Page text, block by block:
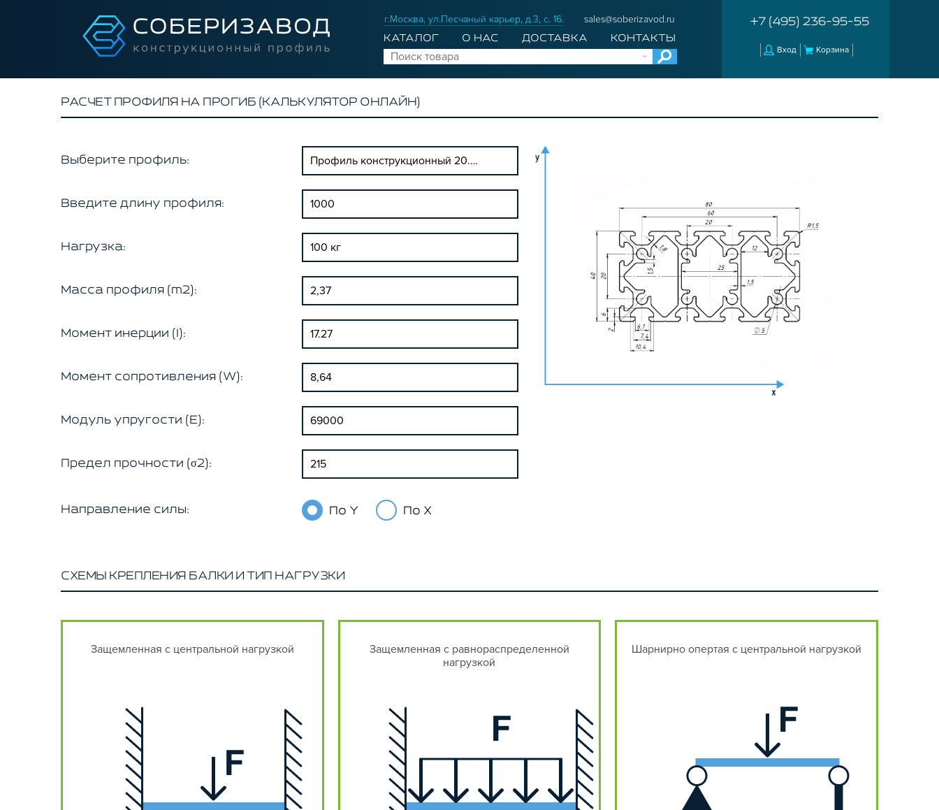
г.Москва, ул.Песчаный карьер, д.3, с. 16. sales@soberizavod.ru
КАТАЛОГ О НАС ДОСТАВКА КОНТАКТЫ
+7 (495) 236-95-55
Вход Корзина
РАСЧЕТ ПРОФИЛЯ НА ПРОГИБ (КАЛЬКУЛЯТОР ОНЛАЙН)
Выберите профиль: Профиль конструкционный 20.40х80SH (Без покрытия)
Введите длину профиля:
Нагрузка:
Масса профиля (m2):
Момент инерции (I):
Момент сопротивления (W):
Модуль упругости (E):
Предел прочности (σ2):
Направление силы: По Y По X
СХЕМЫ КРЕПЛЕНИЯ БАЛКИ И ТИП НАГРУЗКИ
Защемленная с центральной нагрузкой
Защемленная с равнораспределенной
нагрузкой
Шарнирно опертая с центральной нагрузкой